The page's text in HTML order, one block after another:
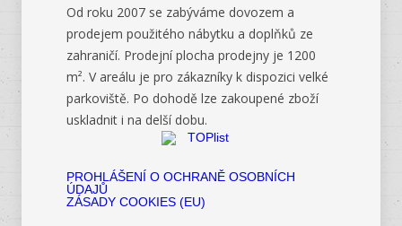
Od roku 2007 se zabýváme dovozem a
prodejem použitého nábytku a doplňků ze
zahraničí. Prodejní plocha prodejny je 1200
m². V areálu je pro zákazníky k dispozici velké
parkoviště. Po dohodě lze zakoupené zboží
uskladnit i na delší dobu.
PROHLÁŠENÍ O OCHRANĚ OSOBNÍCH
ÚDAJŮ
ZÁSADY COOKIES (EU)